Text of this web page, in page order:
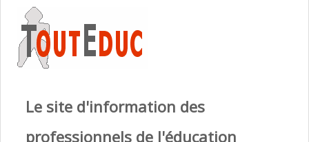
Le site d'information des
professionnels de l'éducation